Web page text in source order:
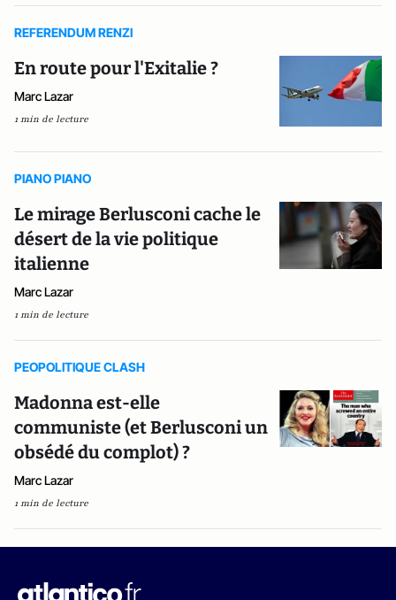
REFERENDUM RENZI
En route pour l'Exitalie ?
Marc Lazar
1 min de lecture
PIANO PIANO
Le mirage Berlusconi cache le
désert de la vie politique
italienne
Marc Lazar
1 min de lecture
PEOPOLITIQUE CLASH
Madonna est-elle
communiste (et Berlusconi un
obsédé du complot) ?
Marc Lazar
1 min de lecture